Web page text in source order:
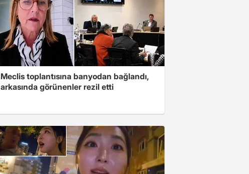
Meclis toplantısına banyodan bağlandı,
arkasında görünenler rezil etti